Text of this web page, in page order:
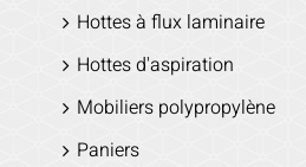
Hottes à flux laminaire
Hottes d'aspiration
Mobiliers polypropylène
Paniers